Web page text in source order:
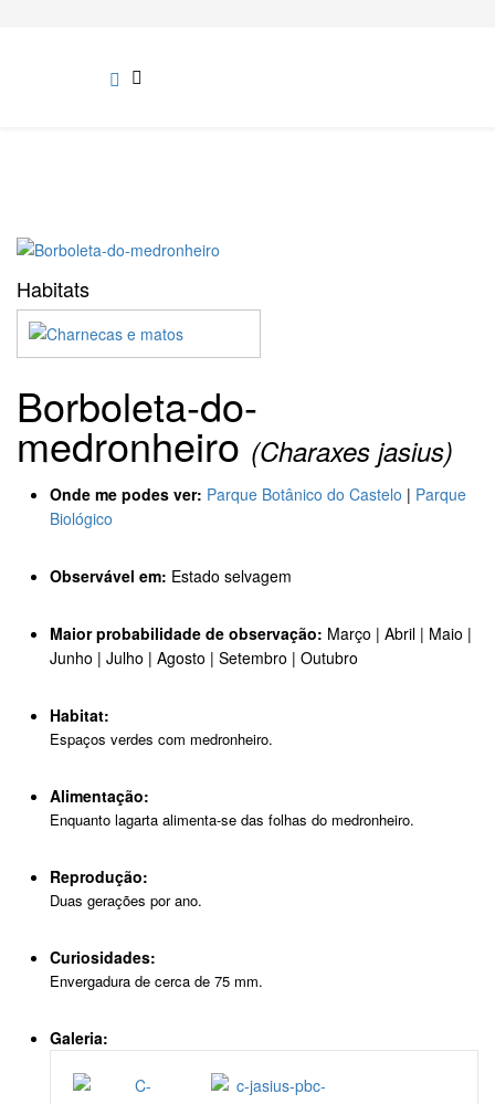
Habitats
Borboleta-do-
medronheiro (Charaxes jasius)
Onde me podes ver: Parque Botânico do Castelo | Parque
Biológico
Observável em: Estado selvagem
Maior probabilidade de observação: Março | Abril | Maio |
Junho | Julho | Agosto | Setembro | Outubro
Habitat:
Espaços verdes com medronheiro.
Alimentação:
Enquanto lagarta alimenta-se das folhas do medronheiro.
Reprodução:
Duas gerações por ano.
Curiosidades:
Envergadura de cerca de 75 mm.
Galeria: